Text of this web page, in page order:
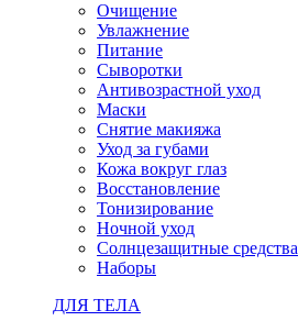
Очищение
Увлажнение
Питание
Сыворотки
Антивозрастной уход
Маски
Снятие макияжа
Уход за губами
Кожа вокруг глаз
Восстановление
Тонизирование
Ночной уход
Солнцезащитные средства
Наборы
ДЛЯ ТЕЛА